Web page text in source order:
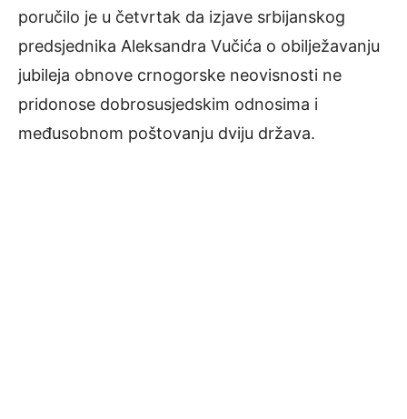
poručilo je u četvrtak da izjave srbijanskog
predsjednika Aleksandra Vučića o obilježavanju
jubileja obnove crnogorske neovisnosti ne
pridonose dobrosusjedskim odnosima i
međusobnom poštovanju dviju država.